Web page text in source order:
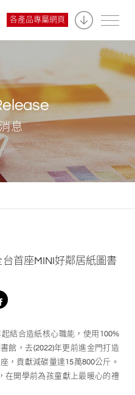
各產品專屬網頁
息
首座MINI好鄰居紙圖書
結合造紙核心職能，使用100%
館，去(2022)年更前進金門打造
，貢獻減碳量達15萬800公斤。
在開學前為孩童獻上最暖心的禮